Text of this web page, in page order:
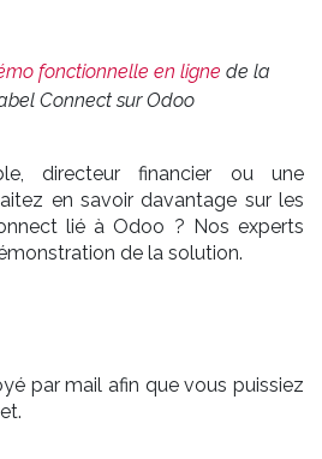
fonctionnelle en ligne de la
Connect sur Odoo
directeur financier ou une
en savoir davantage sur les
lié à Odoo ? Nos experts
de la solution.
par mail afin que vous puissiez